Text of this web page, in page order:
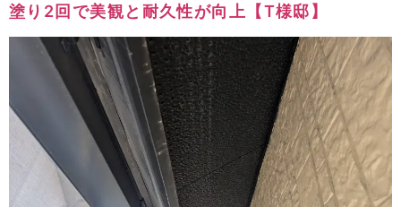
塗り2回で美観と耐久性が向上【T様邸】